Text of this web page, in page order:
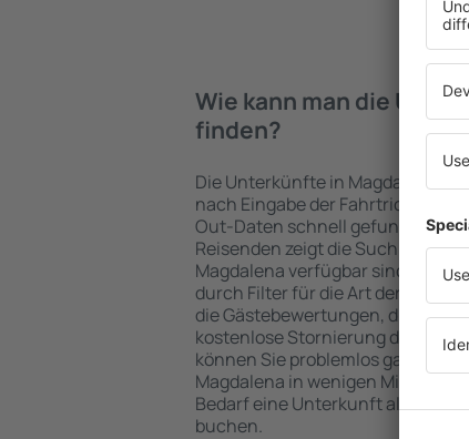
Wie kann man die
finden?
Die Unterkünfte in Magdalena
nach Eingabe der Fahrtrichtung
Out-Daten schnell gefunden.
Reisenden zeigt die
Magdalena verfügbar sind. Die
durch Filter für die Art der
die Gästebewertungen, die
kostenlose Stornierung der
können Sie problemlos ganz
Magdalena in wenigen Minuten
Bedarf eine Unterkunft alleine
buchen.